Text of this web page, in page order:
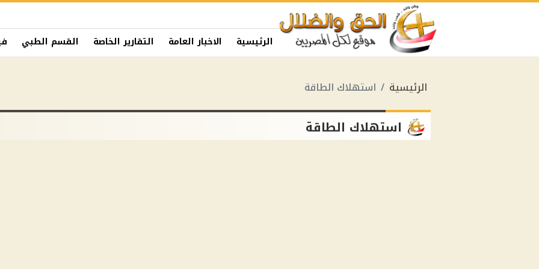
الرئيسية الاخبار العامة التقارير الخاصة القسم الطبي
الرئيسية استهلاك الطاقة
استهلاك الطاقة